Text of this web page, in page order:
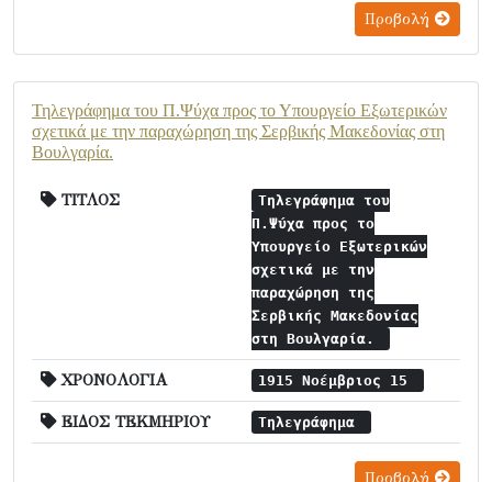
Προβολή
Τηλεγράφημα του Π.Ψύχα προς το Υπουργείο Εξωτερικών
σχετικά με την παραχώρηση της Σερβικής Μακεδονίας στη
Βουλγαρία.
ΤΙΤΛΟΣ
Τηλεγράφημα του
Π.Ψύχα προς το
Υπουργείο Εξωτερικών
σχετικά με την
παραχώρηση της
Σερβικής Μακεδονίας
στη Βουλγαρία.
ΧΡΟΝΟΛΟΓΙΑ 1915 Νοέμβριος 15
ΕΙΔΟΣ ΤΕΚΜΗΡΙΟΥ Τηλεγράφημα
Προβολή